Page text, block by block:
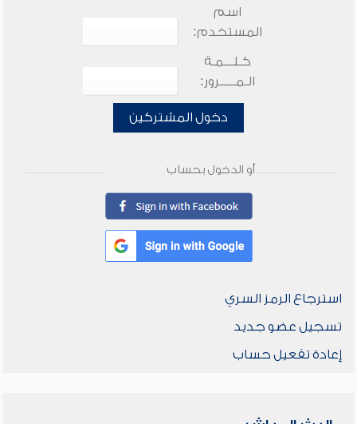
اسم
المستخدم:
كـلـــمـة
الـمـــــرور:
دخول المشتركين
أو الدخول بحساب
استرجاع الرمز السري
تسجيل عضو جديد
إعادة تفعيل حساب